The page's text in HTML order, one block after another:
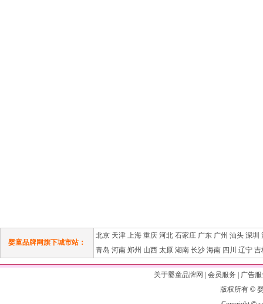
婴童品牌网旗下城市站：
北京 天津 上海 重庆 河北 石家庄 广东 广州 汕头 深圳
青岛 河南 郑州 山西 太原 湖南 长沙 海南 四川 辽宁 吉
关于婴童品牌网 会员服务
广告
版权所有 ©